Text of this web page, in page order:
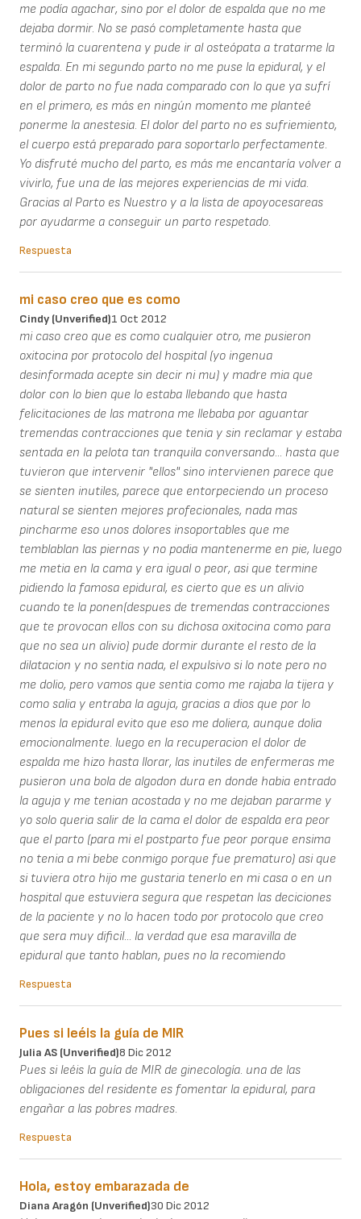
me podía agachar, sino por el dolor de espalda que no me
dejaba dormir. No se pasó completamente hasta que
terminó la cuarentena y pude ir al osteópata a tratarme la
espalda. En mi segundo parto no me puse la epidural, y el
dolor de parto no fue nada comparado con lo que ya sufrí
en el primero, es más en ningún momento me planteé
ponerme la anestesia. El dolor del parto no es sufriemiento,
el cuerpo está preparado para soportarlo perfectamente.
Yo disfruté mucho del parto, es más me encantaría volver a
vivirlo, fue una de las mejores experiencias de mi vida.
Gracias al Parto es Nuestro y a la lista de apoyocesareas
por ayudarme a conseguir un parto respetado.
Respuesta
mi caso creo que es como
Cindy (unverified)1 Oct 2012
mi caso creo que es como cualquier otro, me pusieron
oxitocina por protocolo del hospital (yo ingenua
desinformada acepte sin decir ni mu) y madre mia que
dolor con lo bien que lo estaba llebando que hasta
felicitaciones de las matrona me llebaba por aguantar
tremendas contracciones que tenia y sin reclamar y estaba
sentada en la pelota tan tranquila conversando... hasta que
tuvieron que intervenir "ellos" sino intervienen parece que
se sienten inutiles, parece que entorpeciendo un proceso
natural se sienten mejores profecionales, nada mas
pincharme eso unos dolores insoportables que me
temblablan las piernas y no podia mantenerme en pie, luego
me metia en la cama y era igual o peor, asi que termine
pidiendo la famosa epidural, es cierto que es un alivio
cuando te la ponen(despues de tremendas contracciones
que te provocan ellos con su dichosa oxitocina como para
que no sea un alivio) pude dormir durante el resto de la
dilatacion y no sentia nada, el expulsivo si lo note pero no
me dolio, pero vamos que sentia como me rajaba la tijera y
como salia y entraba la aguja, gracias a dios que por lo
menos la epidural evito que eso me doliera, aunque dolia
emocionalmente. luego en la recuperacion el dolor de
espalda me hizo hasta llorar, las inutiles de enfermeras me
pusieron una bola de algodon dura en donde habia entrado
la aguja y me tenian acostada y no me dejaban pararme y
yo solo queria salir de la cama el dolor de espalda era peor
que el parto (para mi el postparto fue peor porque ensima
no tenia a mi bebe conmigo porque fue prematuro) asi que
si tuviera otro hijo me gustaria tenerlo en mi casa o en un
hospital que estuviera segura que respetan las deciciones
de la paciente y no lo hacen todo por protocolo que creo
que sera muy dificil... la verdad que esa maravilla de
epidural que tanto hablan, pues no la recomiendo
Respuesta
Pues si leéis la guía de MIR
Julia AS (unverified)8 Dic 2012
Pues si leéis la guía de MIR de ginecología. una de las
obligaciones del residente es fomentar la epidural, para
engañar a las pobres madres.
Respuesta
Hola, estoy embarazada de
Diana Aragón (unverified)30 Dic 2012